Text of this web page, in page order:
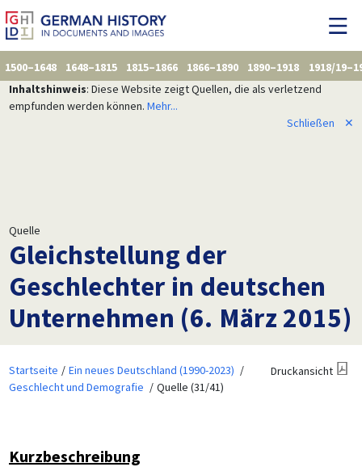
1500–1648 1648–1815 1815–1866 1866–1890 1890–1918
1918/
Inhaltshinweis: Diese Website zeigt Quellen, die als verletzend
empfunden werden können. Mehr...
Schließen
✕
Quelle
Gleichstellung der
Geschlechter in deutschen
Unternehmen (6. März 2015)
Startseite
Ein neues Deutschland (1990-2023)
Geschlecht und Demografie
Quelle (31/41)
Druckansicht
Kurzbeschreibung